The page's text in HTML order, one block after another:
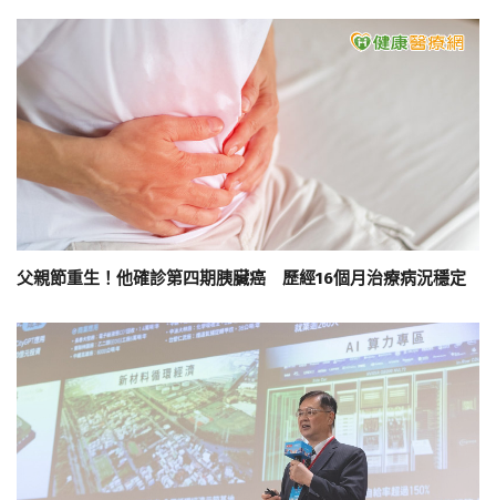
父親節重生！他確診第四期胰臟癌 歷經16個月治療病況穩定